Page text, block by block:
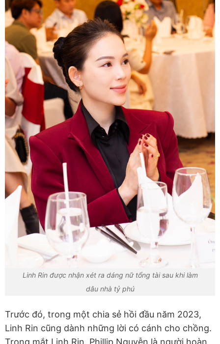
Linh Rin được nhận xét ra dáng nữ tổng tài sau khi làm
dâu nhà tỷ phú
Trước đó, trong một chia sẻ hồi đầu năm 2023,
Linh Rin cũng dành những lời có cánh cho chồng.
Trong mắt Linh Rin, Phillip Nguyễn là người hoàn